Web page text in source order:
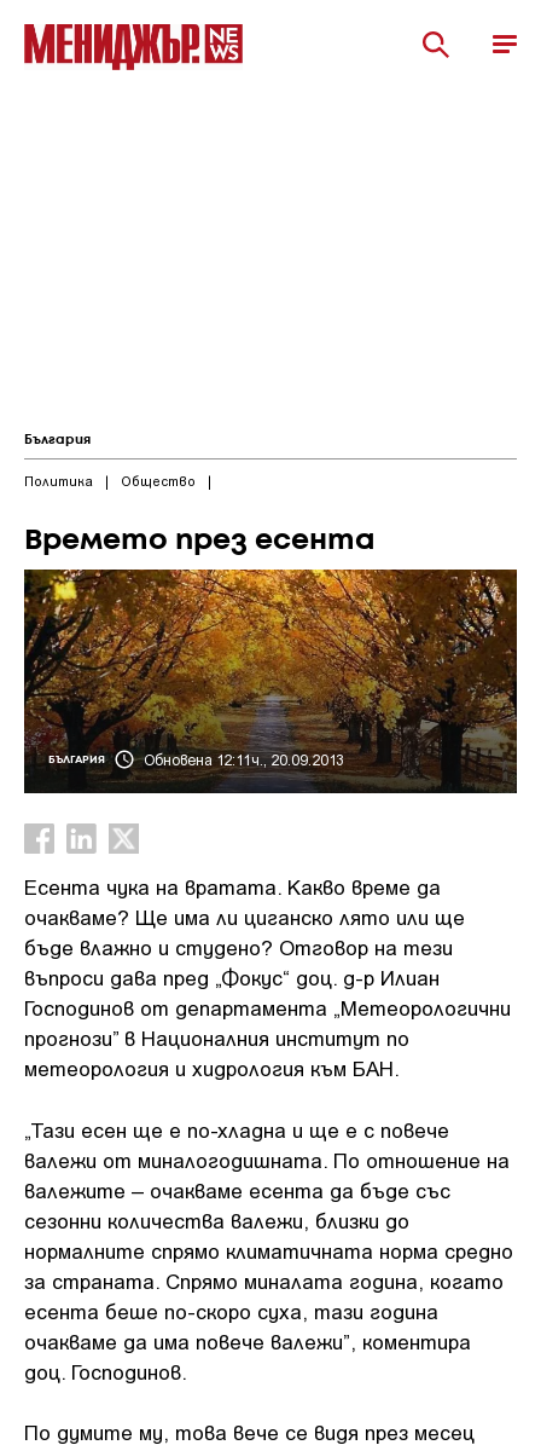
България
Политика | Общество |
Времето през есента
БЪЛГАРИЯ Обновена 12:11ч., 20.09.2013
Есента чука на вратата. Какво време да
очакваме? Ще има ли циганско лято или ще
бъде влажно и студено? Отговор на тези
въпроси дава пред „Фокус“ доц. д-р Илиан
Господинов от департамента „Метеорологични
прогнози” в Националния институт по
метеорология и хидрология към БАН.
„Тази есен ще е по-хладна и ще е с повече
валежи от миналогодишната. По отношение на
валежите – очакваме есента да бъде със
сезонни количества валежи, близки до
нормалните спрямо климатичната норма средно
за страната. Спрямо миналата година, когато
есента беше по-скоро суха, тази година
очакваме да има повече валежи”, коментира
доц. Господинов.
По думите му, това вече се видя през месец